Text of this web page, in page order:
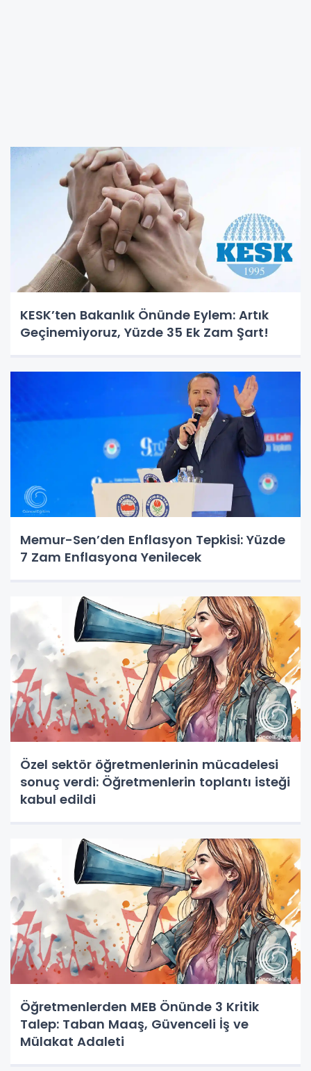
KESK’ten Bakanlık Önünde Eylem: Artık
Geçinemiyoruz, Yüzde 35 Ek Zam Şart!
Memur-Sen’den Enflasyon Tepkisi: Yüzde
7 Zam Enflasyona Yenilecek
Özel sektör öğretmenlerinin mücadelesi
sonuç verdi: Öğretmenlerin toplantı isteği
kabul edildi
Öğretmenlerden MEB Önünde 3 Kritik
Talep: Taban Maaş, Güvenceli İş ve
Mülakat Adaleti